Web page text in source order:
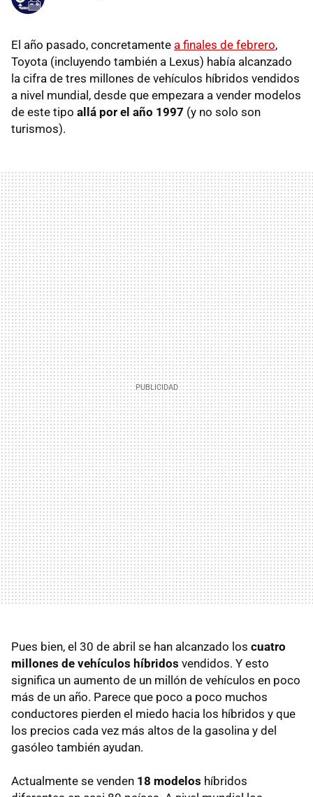
El año pasado, concretamente a finales de febrero,
Toyota (incluyendo también a Lexus) había alcanzado
la cifra de tres millones de vehículos híbridos vendidos
a nivel mundial, desde que empezara a vender modelos
de este tipo allá por el año 1997 (y no solo son
turismos).
Pues bien, el 30 de abril se han alcanzado los cuatro
millones de vehículos híbridos vendidos. Y esto
significa un aumento de un millón de vehículos en poco
más de un año. Parece que poco a poco muchos
conductores pierden el miedo hacia los híbridos y que
los precios cada vez más altos de la gasolina y del
gasóleo también ayudan.
Actualmente se venden 18 modelos híbridos